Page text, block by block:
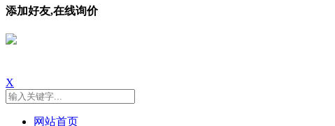
添加好友,在线询价
X
网站首页